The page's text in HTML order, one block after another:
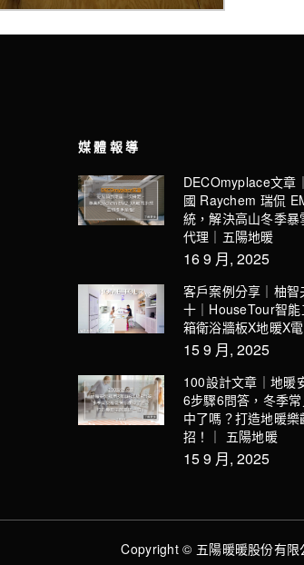
媒體報導
DECOmyplace文章
國 Raychem 瑞侃
統，解決高山冬季
代理｜五陽地暖
16 9 月, 2025
客戶案例分享｜柚智
十｜HouseTour智
箱衛浴牆板X地暖X
15 9 月, 2025
100設計文章｜地暖
6步驟6問答，冬季
中了嗎？打造地暖
招！｜ 五陽地暖
15 9 月, 2025
Copyright © 五陽暖暖股份有限